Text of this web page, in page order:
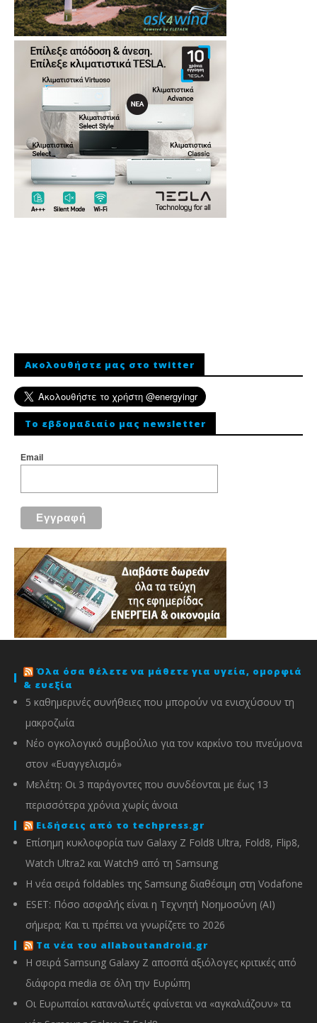
Ακολουθήστε μας στο twitter
To εβδομαδιαίο μας newsletter
Email
Όλα όσα θέλετε να μάθετε για υγεία, ομορφιά
& ευεξία
5 καθημερινές συνήθειες που μπορούν να ενισχύσουν τη
μακροζωία
Νέο ογκολογικό συμβούλιο για τον καρκίνο του πνεύμονα
στον «Ευαγγελισμό»
Μελέτη: Οι 3 παράγοντες που συνδέονται με έως 13
περισσότερα χρόνια χωρίς άνοια
Ειδήσεις από το techpress.gr
Επίσημη κυκλοφορία των Galaxy Z Fold8 Ultra, Fold8, Flip8,
Watch Ultra2 και Watch9 από τη Samsung
Η νέα σειρά foldables της Samsung διαθέσιμη στη Vodafone
ESET: Πόσο ασφαλής είναι η Τεχνητή Νοημοσύνη (AI)
σήμερα; Και τι πρέπει να γνωρίζετε το 2026
Τα νέα του allaboutandroid.gr
Η σειρά Samsung Galaxy Z αποσπά αξιόλογες κριτικές από
διάφορα media σε όλη την Ευρώπη
Οι Ευρωπαίοι καταναλωτές φαίνεται να «αγκαλιάζουν» τα